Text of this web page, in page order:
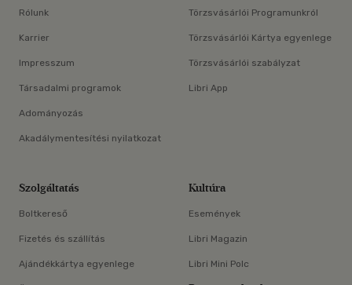
Rólunk
Karrier
Impresszum
Társadalmi programok
Adományozás
Akadálymentesítési nyilatkozat
Törzsvásárlói Programunkról
Törzsvásárlói Kártya egyenlege
Törzsvásárlói szabályzat
Libri App
Szolgáltatás
Boltkereső
Fizetés és szállítás
Ajándékkártya egyenlege
Kultúra
Események
Libri Magazin
Libri Mini Polc